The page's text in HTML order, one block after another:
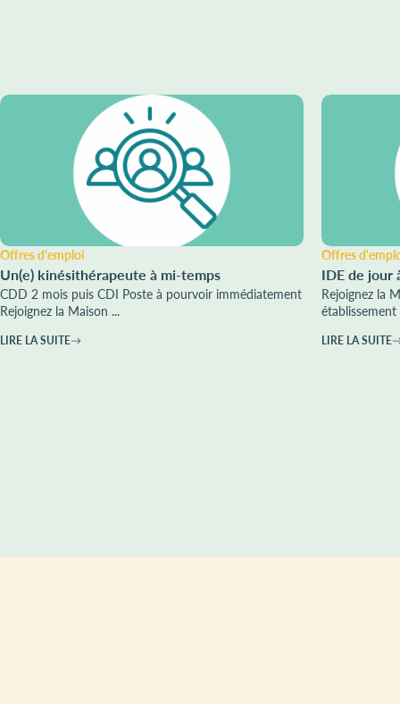
Offres d'emploi
Un(e) kinésithérapeute à mi-temps
CDD 2 mois puis CDI Poste à pourvoir immédiatement
Rejoignez la Maison ...
LIRE LA SUITE
Offres
IDE de jour
Rejoignez la
LIRE LA SUITE